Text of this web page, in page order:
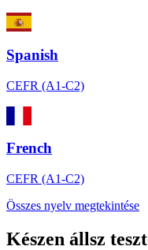
Spanish
CEFR (A1-C2)
French
CEFR (A1-C2)
Összes nyelv megtekintése
Készen állsz